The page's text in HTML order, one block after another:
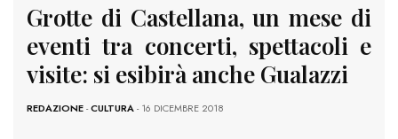
Grotte di Castellana, un mese di
eventi tra concerti, spettacoli e
visite: si esibirà anche Gualazzi
REDAZIONE-CULTURA- 16 DICEMBRE 2018